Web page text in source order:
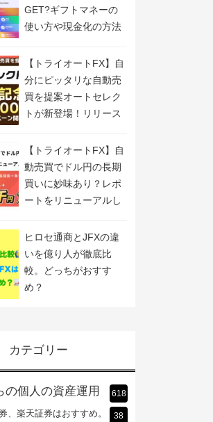
GET?ギフトマネーの
使い方や現金化の方法
【トライオートFX】自
分にピッタリな自動売
買を提案オートセレク
トが新登場！リリース
催！
【トライオートFX】自
動売買でドル円の長期
買いに妙味あり？レポ
ートをリニューアルし
ヒロセ通商とJFXの違
いを億り人が徹底比
較。どっちがおすす
め？
カテゴリー
の個人の資産運用 618
、楽天証券はおすすめ。 38